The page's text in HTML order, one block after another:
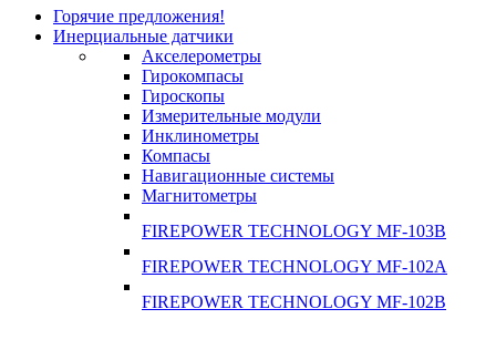
Горячие предложения!
Инерциальные датчики
Акселерометры
Гирокомпасы
Гироскопы
Измерительные модули
Инклинометры
Компасы
Навигационные системы
Магнитометры
FIREPOWER TECHNOLOGY MF-103B
FIREPOWER TECHNOLOGY MF-102A
FIREPOWER TECHNOLOGY MF-102B